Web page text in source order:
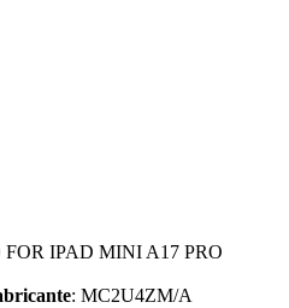
IPAD MINI A17 PRO
: MC2U4ZM/A